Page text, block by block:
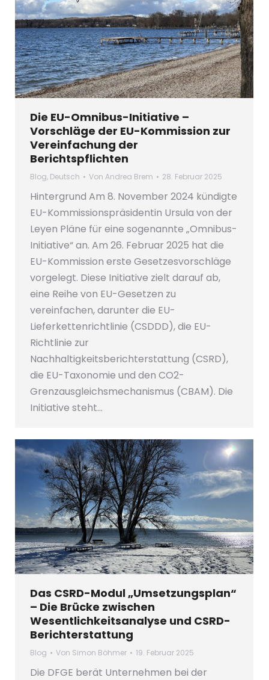
Die EU-Omnibus-Initiative –
Vorschläge der EU-Kommission zur
Vereinfachung der
Berichtspflichten
Blog, Deutsch Von Andrea Brem 28. Februar 2025
Hintergrund Am 8. November 2024 kündigte
EU-Kommissionspräsidentin Ursula von der
Leyen Pläne für eine sogenannte „Omnibus-
Initiative“ an. Am 26. Februar 2025 hat die
EU-Kommission erste Gesetzesvorschläge
vorgelegt. Diese Initiative zielt darauf ab,
eine Reihe von EU-Gesetzen zu
vereinfachen, darunter die EU-
Lieferkettenrichtlinie (CSDDD), die EU-
Richtlinie zur
Nachhaltigkeitsberichterstattung (CSRD),
die EU-Taxonomie und den CO2-
Grenzausgleichsmechanismus (CBAM). Die
Initiative steht…
Das CSRD-Modul „Umsetzungsplan“
– Die Brücke zwischen
Wesentlichkeitsanalyse und CSRD-
Berichterstattung
Blog Von Simon Böhmer 19. Februar 2025
Die DFGE berät Unternehmen bei der